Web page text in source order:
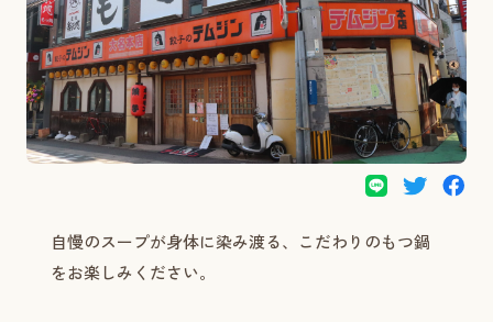
自慢のスープが身体に染み渡る、こだわりのもつ鍋
をお楽しみください。